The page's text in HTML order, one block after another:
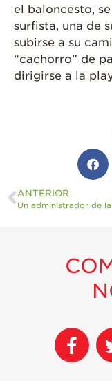
el baloncesto,
surfista, una de
subirse a su
“cachorro” de
dirigirse a la
ANTERIOR